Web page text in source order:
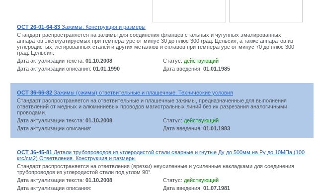
ОСТ 26-01-64-83 Зажимы. Конструкция и размеры
Стандарт распространяется на зажимы для соединения фланцев стальных и чугунных эмалированных
аппаратов эксплуатируемых при температуре от минус 30 до плюс 300 град. Цельсия, а также аппаратов из
углеродистых, легированных сталей и других металлов и сплавов при температуре от минус 70 до плюс 300
град. Цельсия.
Дата актуализации текста: 01.10.2008 Статус: действующий
Дата актуализации описания: 01.01.1990 Дата введения: 01.01.1985
ОСТ 36-66-82 Зажимы (сжимы) ответвительные и плашечные. Технические условия
Стандарт распространяется на ответвительные и плашечные зажимы, предназначенные для выполнения
ответвлений от медных и алюминиевых проводов магистральных линий без их разрезания аналогичными
проводами.
Дата актуализации текста: 01.10.2008 Статус: действующий
Дата актуализации описания:
Дата введения: 01.01.1983
ОСТ 36-45-81 Детали трубопроводов из углеродистой стали сварные и гнутые Ду до 500мм на Ру до 10МПа (100
кгс/см2) Ответвления. Конструкция и размеры
Стандарт распространяется на ответвления (врезки) неусиленные и усиленные накладками для соединения
трубопроводов из углеродистой стали под углом 90°.
Дата актуализации текста: 01.10.2008 Статус: действующий
Дата актуализации описания:
Дата введения: 01.07.1981